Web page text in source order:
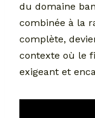
du domaine
combinée à la
complète,
contexte où le
exigeant et